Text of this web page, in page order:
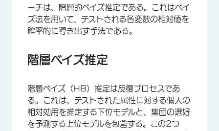
ーチは、階層的ベイズ推定である。これはベイ
ズ法を用いて、テストされる各変数の相対値を
確率的に導き出す手法である。
階層ベイズ推定
階層ベイズ（HB）推定は反復プロセスであ
る。これは、テストされた属性に対する個人の
相対効用を推定する下位モデルと、集団の選好
を予測する上位モデルを包含する。この2つ